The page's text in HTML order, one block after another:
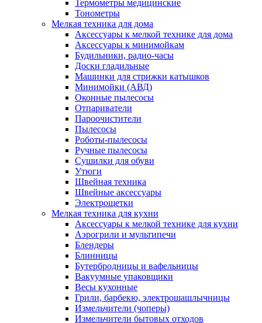
Термометры медицинские
Тонометры
Мелкая техника для дома
Аксессуары к мелкой технике для дома
Аксессуары к минимойкам
Будильники, радио-часы
Доски гладильные
Машинки для стрижки катышков
Минимойки (АВД)
Оконные пылесосы
Отпариватели
Пароочистители
Пылесосы
Роботы-пылесосы
Ручные пылесосы
Сушилки для обуви
Утюги
Швейная техника
Швейные аксессуары
Электрощетки
Мелкая техника для кухни
Аксессуары к мелкой технике для кухни
Аэрогрили и мультипечи
Блендеры
Блинницы
Бутербродницы и вафельницы
Вакуумные упаковщики
Весы кухонные
Грили, барбекю, электрошашлычницы
Измельчители (чоперы)
Измельчители бытовых отходов